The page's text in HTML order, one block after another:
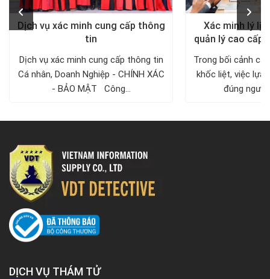
Dịch vụ xác minh cung cấp thông
tin
Dịch vụ xác minh cung cấp thông tin
Cá nhân, Doanh Nghiệp - CHÍNH XÁC
- BẢO MẬT Công...
Xác minh lý
quản lý cao cấp
Trong bối cảnh
khốc liệt, việc lựa
đúng
DỊCH VỤ THÁM TỬ